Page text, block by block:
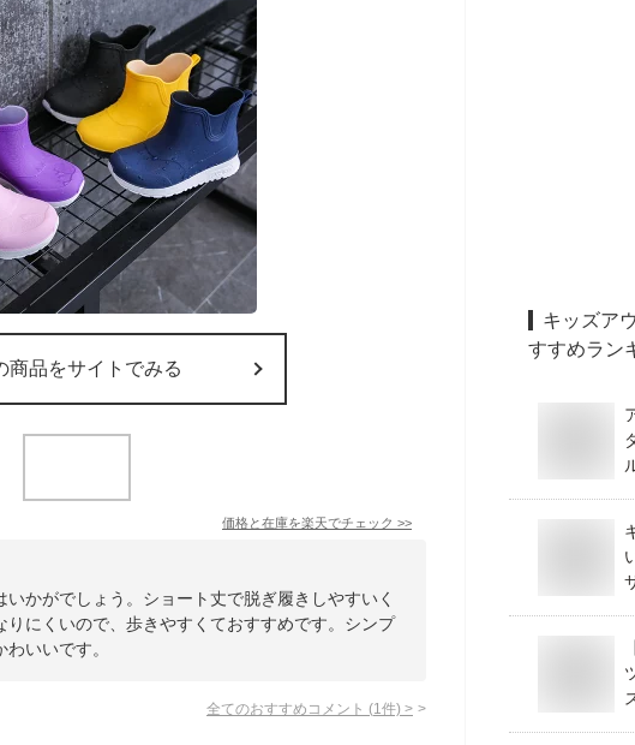
商品をサイトでみる
価格と在庫を楽天でチェック >>
かがでしょう。ショート丈で脱ぎ履きしやすいく
にくいので、歩きやすくておすすめです。シンプ
いいです。
全てのおすすめコメント (1 件) >
キッズア
すすめラン